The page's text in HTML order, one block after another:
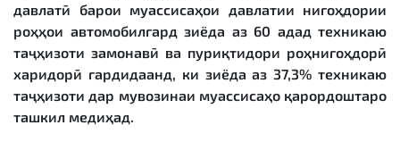
давлатӣ барои муассисаҳои давлатии нигоҳдории
роҳҳои автомобилгард зиёда аз 60 адад техникаю
таҷҳизоти замонавӣ ва пуриқтидори роҳнигоҳдорӣ
харидорӣ гардидаанд, ки зиёда аз 37,3% техникаю
таҷҳизоти дар мувозинаи муассисаҳо қарордоштаро
ташкил медиҳад.